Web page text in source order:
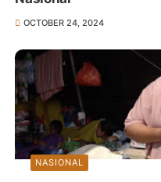
OCTOBER 24, 2024
NASIONAL